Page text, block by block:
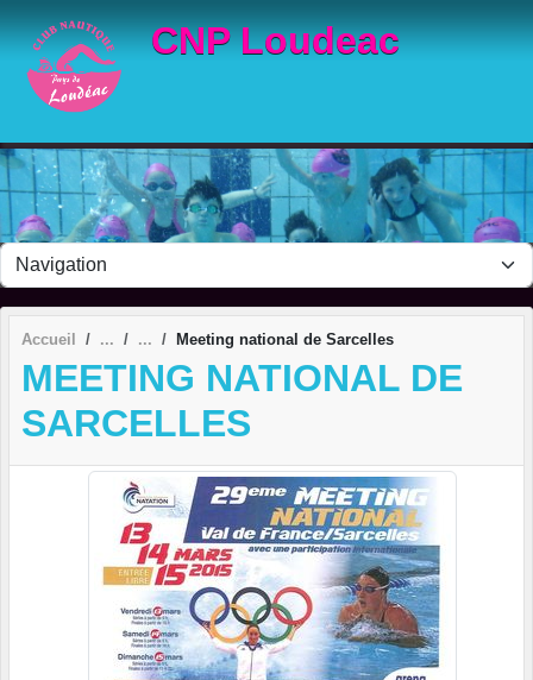
CNP Loudeac
Accueil Meeting national de Sarcelles
MEETING NATIONAL DE
SARCELLES